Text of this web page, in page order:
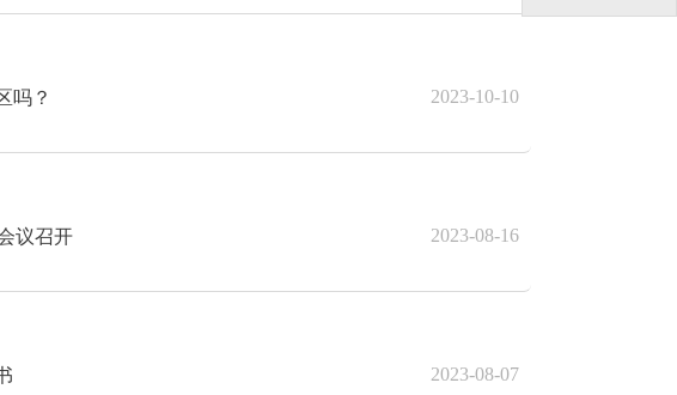
吗？ 2023-10-10
议召开 2023-08-16
2023-08-07